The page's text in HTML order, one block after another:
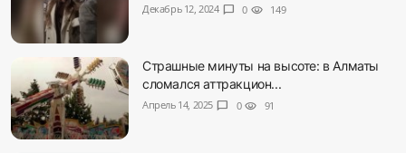
Декабрь 12, 2024 chat_bubble 0 visibility 149
Страшные минуты на высоте: в Алматы
сломался аттракцион...
Апрель 14, 2025 chat_bubble 0 visibility 91